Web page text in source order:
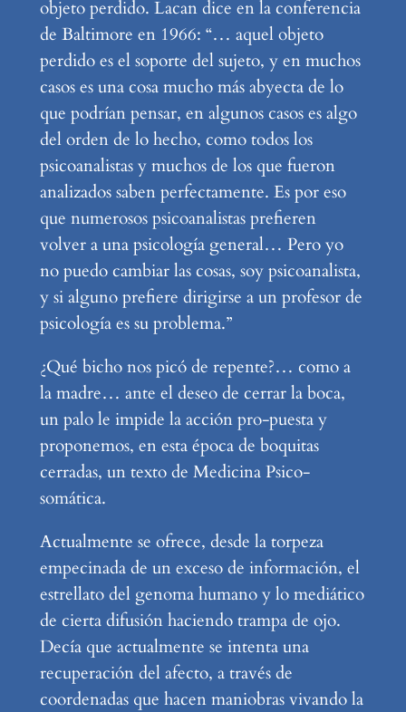
objeto perdido. Lacan dice en la conferencia
de Baltimore en 1966: “… aquel objeto
perdido es el soporte del sujeto, y en muchos
casos es una cosa mucho más abyecta de lo
que podrían pensar, en algunos casos es algo
del orden de lo hecho, como todos los
psicoanalistas y muchos de los que fueron
analizados saben perfectamente. Es por eso
que numerosos psicoanalistas prefieren
volver a una psicología general… Pero yo
no puedo cambiar las cosas, soy psicoanalista,
y si alguno prefiere dirigirse a un profesor de
psicología es su problema.”
¿Qué bicho nos picó de repente?… como a
la madre… ante el deseo de cerrar la boca,
un palo le impide la acción pro-puesta y
proponemos, en esta época de boquitas
cerradas, un texto de Medicina Psico-
somática.
Actualmente se ofrece, desde la torpeza
empecinada de un exceso de información, el
estrellato del genoma humano y lo mediático
de cierta difusión haciendo trampa de ojo.
Decía que actualmente se intenta una
recuperación del afecto, a través de
coordenadas que hacen maniobras vivando la